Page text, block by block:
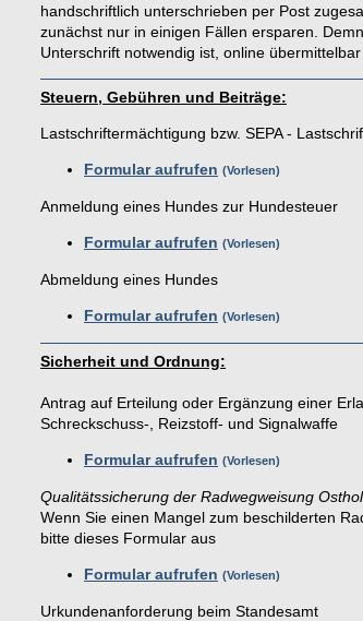
handschriftlich unterschrieben per Post
zunächst nur in einigen Fällen ersparen.
Unterschrift notwendig ist, online übermittelbar
Steuern, Gebühren und Beiträge:
Lastschriftermächtigung bzw. SEPA -
Formular aufrufen Vorlesen
Anmeldung eines Hundes zur Hundesteuer
Formular aufrufen Vorlesen
Abmeldung eines Hundes
Formular aufrufen Vorlesen
Sicherheit und Ordnung:
Antrag auf Erteilung oder Ergänzung einer
Schreckschuss-, Reizstoff- und Signalwaffe
Formular aufrufen Vorlesen
Qualitätssicherung der Radwegweisung
Wenn Sie einen Mangel zum beschilderten
bitte dieses Formular aus
Formular aufrufen Vorlesen
Urkundenanforderung beim Standesamt